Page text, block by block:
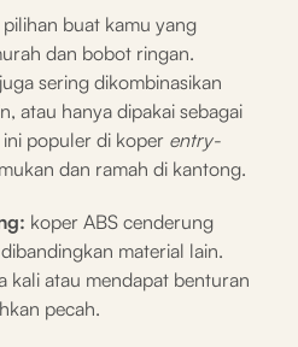
pilihan buat kamu yang
dan bobot ringan.
sering dikombinasikan
atau hanya dipakai sebagai
ini populer di koper entry-
dan ramah di kantong.
koper ABS cenderung
material lain.
kali atau mendapat benturan
pecah.